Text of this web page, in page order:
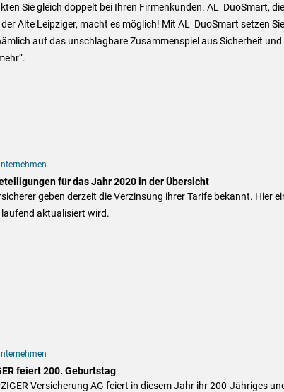
Sie gleich doppelt bei Ihren Firmenkunden. AL_DuoSmart, die
Alte Leipziger, macht es möglich! Mit AL_DuoSmart setzen
auf das unschlagbare Zusammenspiel aus Sicherheit und
für das Jahr 2020 in der Übersicht
geben derzeit die Verzinsung ihrer Tarife bekannt. Hier
laufend aktualisiert wird.
feiert 200. Geburtstag
Versicherung AG feiert in diesem Jahr ihr 200-Jähriges